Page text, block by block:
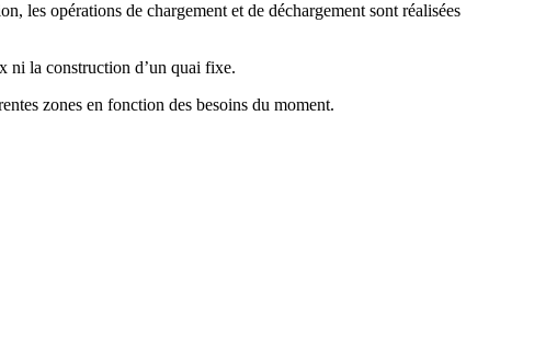
les opérations de chargement et de déchargement sont réalisées
ni la construction d’un quai fixe.
zones en fonction des besoins du moment.